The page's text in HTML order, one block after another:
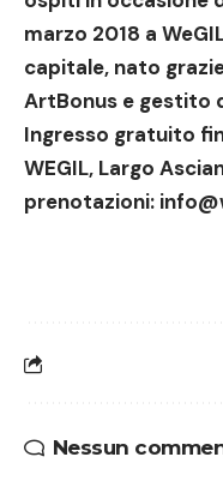
marzo 2018 a
capitale, nato
ArtBonus e gestito
Ingresso gratuito
WEGIL, Largo
prenotazioni:
Nessun